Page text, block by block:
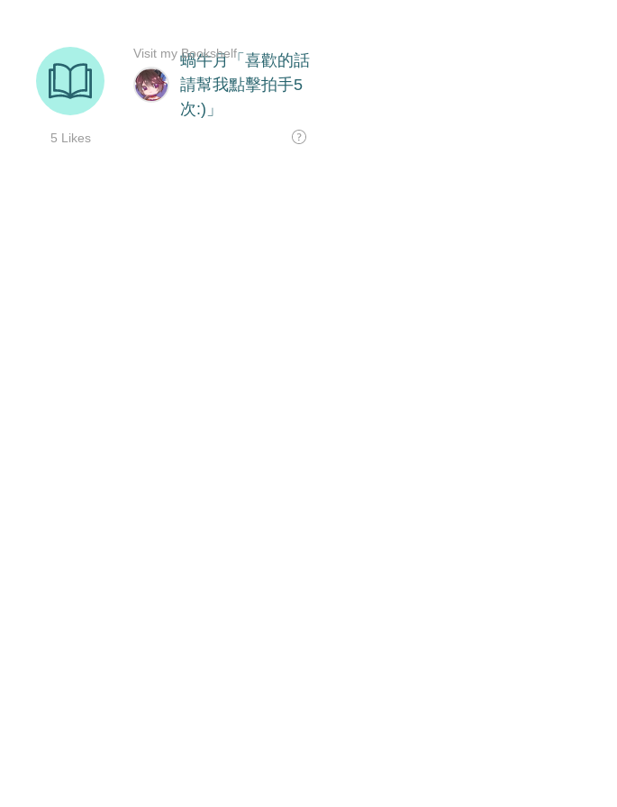
蝸牛月「喜歡的話
請幫我點擊拍手5
次:)」
5 Likes
Visit my Bookshelf